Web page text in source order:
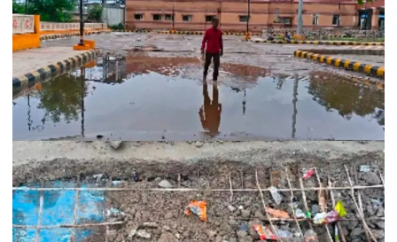
के
प्रयास
में
खाई
ग्रामीणों
की
तत्परता
से
टला